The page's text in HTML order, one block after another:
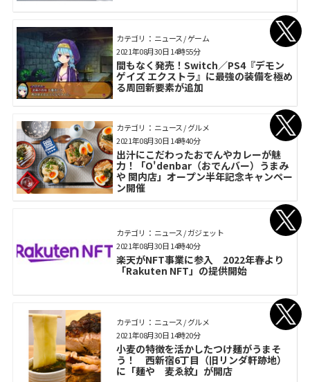
カテゴリ： ニュース / ゲーム
間もなく発売！Switch／PS4『デモン
ゲイズ エクストラ』に最強の装備を極め
る周回新要素が追加
2021年08月30日 14時55分
カテゴリ： ニュース / グルメ
出汁にこだわったおでんやカレーが魅
力！「O'denbar（おでんバー）うまみ
や 関内店」オープン半年記念キャンペー
ン開催
2021年08月30日 14時40分
カテゴリ： ニュース / ガジェット
楽天がNFT事業に参入 2022年春より
「Rakuten NFT」の提供開始
2021年08月30日 14時40分
カテゴリ： ニュース / グルメ
小麦の特徴を活かしたつけ麺がうまそ
う！ 西新宿6丁目（旧リンダ軒跡地）
に「麺や 麦ゑ紋」が開店
2021年08月30日 14時20分